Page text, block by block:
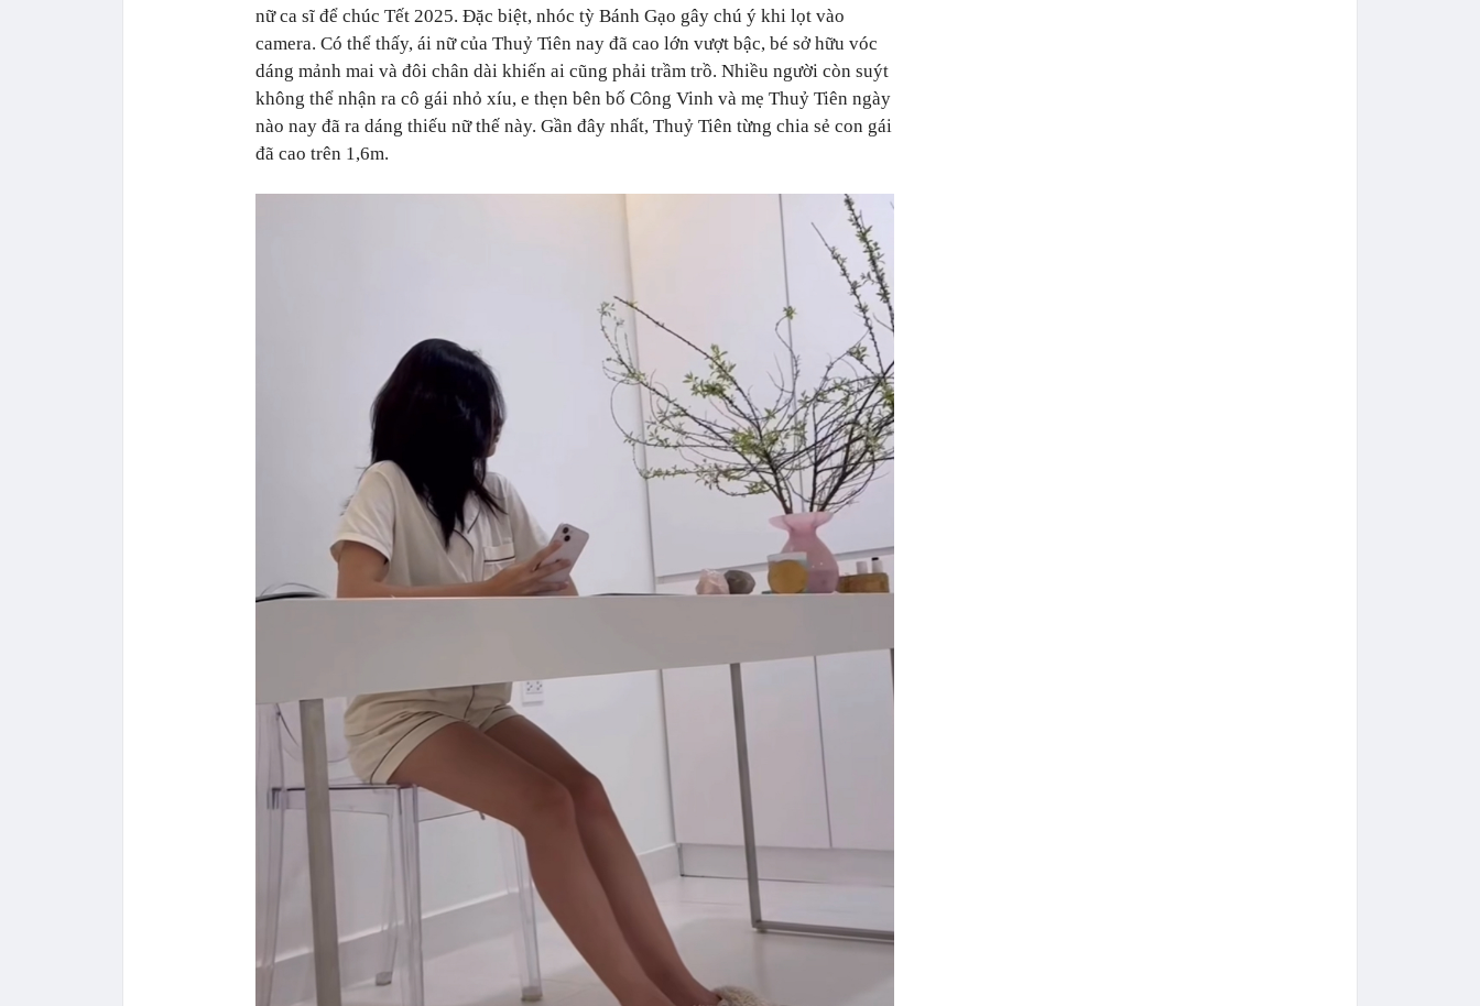
nữ ca sĩ để chúc Tết 2025. Đặc biệt, nhóc tỳ Bánh Gạo gây chú ý khi lọt vào
camera. Có thể thấy, ái nữ của Thuỷ Tiên nay đã cao lớn vượt bậc, bé sở hữu vóc
dáng mảnh mai và đôi chân dài khiến ai cũng phải trầm trồ. Nhiều người còn suýt
không thể nhận ra cô gái nhỏ xíu, e thẹn bên bố Công Vinh và mẹ Thuỷ Tiên ngày
nào nay đã ra dáng thiếu nữ thế này. Gần đây nhất, Thuỷ Tiên từng chia sẻ con gái
đã cao trên 1,6m.